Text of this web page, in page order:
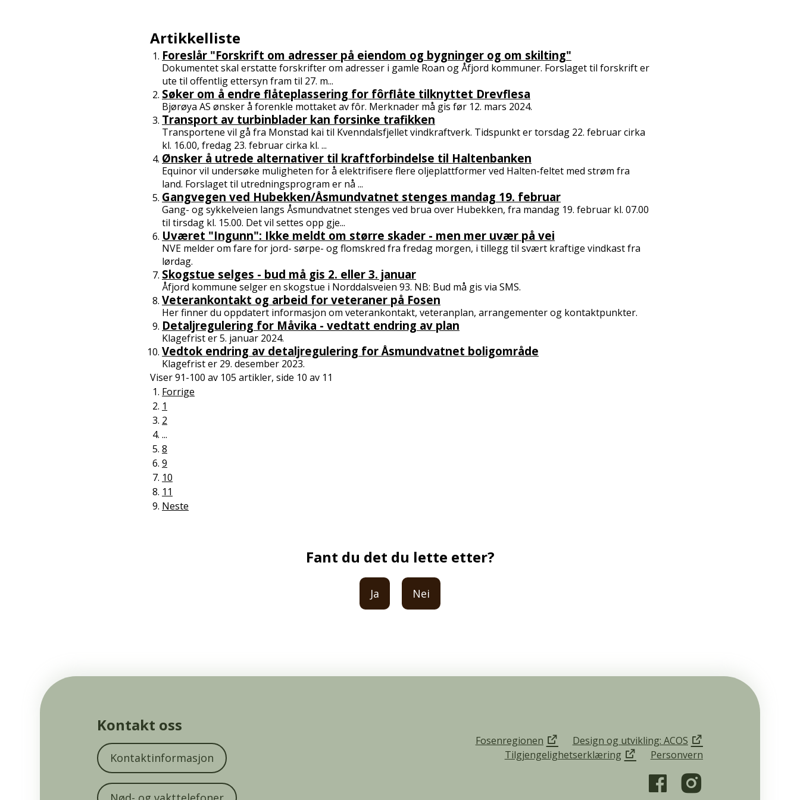
Artikkelliste
Foreslår "Forskrift om adresser på eiendom og bygninger og om skilting"
Dokumentet skal erstatte forskrifter om adresser i gamle Roan og Åfjord kommuner. Forslaget til forskrift er
ute til offentlig ettersyn fram til 27. m...
Søker om å endre flåteplassering for fôrflåte tilknyttet Drevflesa
Bjørøya AS ønsker å forenkle mottaket av fôr. Merknader må gis før 12. mars 2024.
Transport av turbinblader kan forsinke trafikken
Transportene vil gå fra Monstad kai til Kvenndalsfjellet vindkraftverk. Tidspunkt er torsdag 22. februar cirka
kl. 16.00, fredag 23. februar cirka kl. ...
Ønsker å utrede alternativer til kraftforbindelse til Haltenbanken
Equinor vil undersøke muligheten for å elektrifisere flere oljeplattformer ved Halten-feltet med strøm fra
land. Forslaget til utredningsprogram er nå ...
Gangvegen ved Hubekken/Åsmundvatnet stenges mandag 19. februar
Gang- og sykkelveien langs Åsmundvatnet stenges ved brua over Hubekken, fra mandag 19. februar kl. 07.00
til tirsdag kl. 15.00. Det vil settes opp gje...
Uværet "Ingunn": Ikke meldt om større skader - men mer uvær på vei
NVE melder om fare for jord- sørpe- og flomskred fra fredag morgen, i tillegg til svært kraftige vindkast fra
lørdag.
Skogstue selges - bud må gis 2. eller 3. januar
Åfjord kommune selger en skogstue i Norddalsveien 93. NB: Bud må gis via SMS.
Veterankontakt og arbeid for veteraner på Fosen
Her finner du oppdatert informasjon om veterankontakt, veteranplan, arrangementer og kontaktpunkter.
Detaljregulering for Måvika - vedtatt endring av plan
Klagefrist er 5. januar 2024.
Vedtok endring av detaljregulering for Åsmundvatnet boligområde
Klagefrist er 29. desember 2023.
Viser91-100 av 105 artikler, side 10 av 11
Forrige
1
2
...
8
9
10
11
Neste
Fant du det du lette etter?
Ja Nei
Kontakt oss
Kontaktinformasjon
Fosenregionen
Design og utvikling: ACOS
Tilgjengelighetserklæring
Personvern